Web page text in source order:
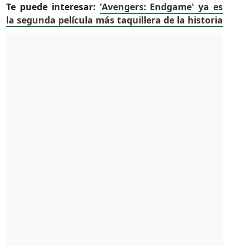
Te puede interesar: 'Avengers: Endgame' ya es
la segunda película más taquillera de la historia